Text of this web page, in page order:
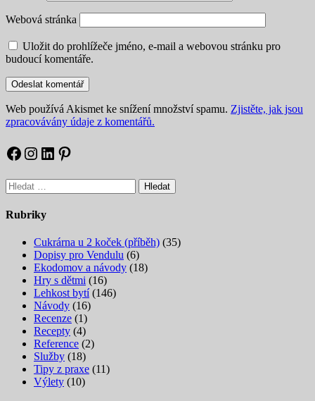
Webová stránka
Uložit do prohlížeče jméno, e-mail a webovou stránku pro
budoucí komentáře.
Web používá Akismet ke snížení množství spamu. Zjistěte, jak jsou
zpracovávány údaje z komentářů.
Facebook
Instagram
LinkedIn
Pinterest
Vyhledávání
Rubriky
Cukrárna u 2 koček (příběh) (35)
Dopisy pro Vendulu (6)
Ekodomov a návody (18)
Hry s dětmi (16)
Lehkost bytí(146)
Návody (16)
Recenze (1)
Recepty (4)
Reference (2)
Služby (18)
Tipy z praxe (11)
Výlety (10)